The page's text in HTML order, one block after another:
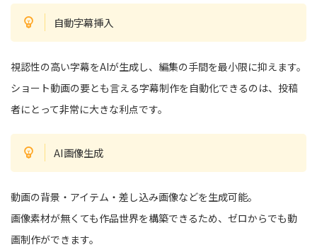
自動字幕挿入
視認性の高い字幕をAIが生成し、編集の手間を最小限に抑えます。
ショート動画の要とも言える字幕制作を自動化できるのは、投稿
者にとって非常に大きな利点です。
AI画像生成
動画の背景・アイテム・差し込み画像などを生成可能。
画像素材が無くても作品世界を構築できるため、ゼロからでも動
画制作ができます。